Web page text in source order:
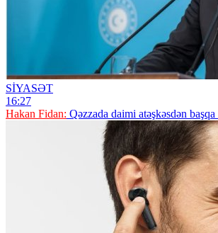
SİYASƏT
16:27
Hakan Fidan: Qəzzada daimi atəşkəsdən